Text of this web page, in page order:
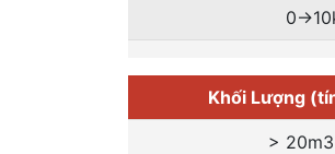
0-
Khối Lượng
> 20m3